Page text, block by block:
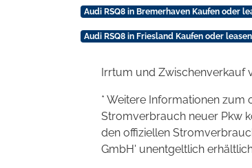
Audi RSQ8 in Bremerhaven Kaufen oder
Audi RSQ8 in Friesland Kaufen oder leasen
Irrtum und Zwischenverkauf
* Weitere Informationen zum
Stromverbrauch neuer Pkw
den offiziellen
GmbH' unentgeltlich